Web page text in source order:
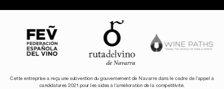
Cette entreprise a reçu une subvention du gouvernement de Navarre dans le cadre de l’appel à
candidatures 2021 pour les aides à l’amélioration de la compétitivité.